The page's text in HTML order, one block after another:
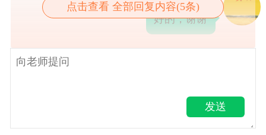
好的，谢谢
点击查看 全部回复内容(5条)
发送